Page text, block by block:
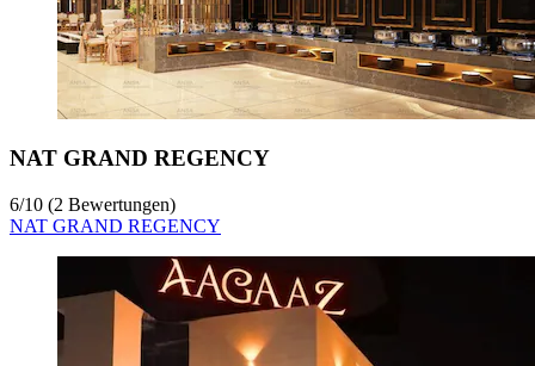
NAT GRAND REGENCY
6/10 (2 Bewertungen)
NAT GRAND REGENCY